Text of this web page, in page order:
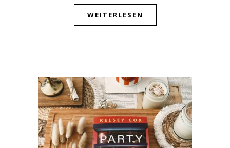
WEITERLESEN